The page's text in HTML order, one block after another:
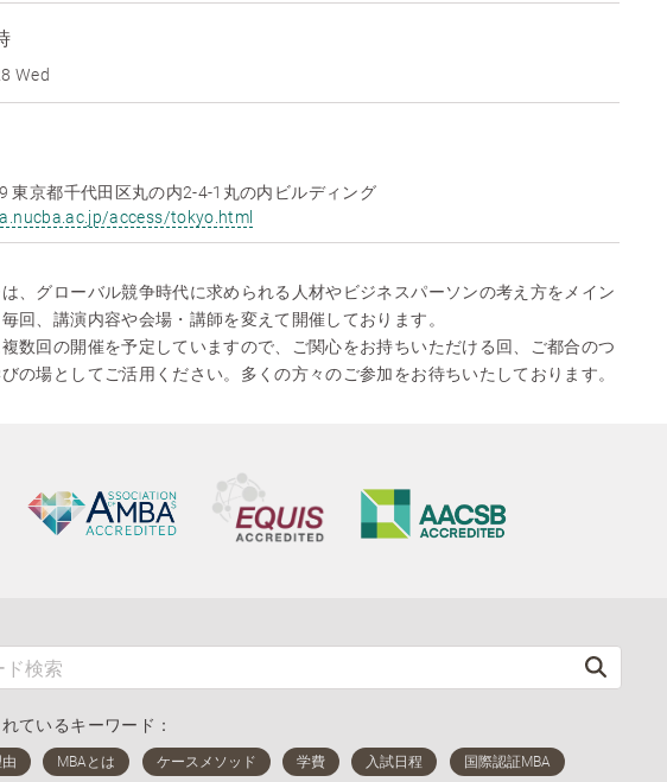
Wed
東京都千代田区丸の内2-4-1丸の内ビルディング
access/tokyo.html
、グローバル競争時代に求められる人材やビジネスパーソンの考え方をメイン
回、講演内容や会場・講師を変えて開催しております。
数回の開催を予定していますので、ご関心をお持ちいただける回、ご都合のつ
の場としてご活用ください。多くの方々のご参加をお待ちいたしております。
ているキーワード：